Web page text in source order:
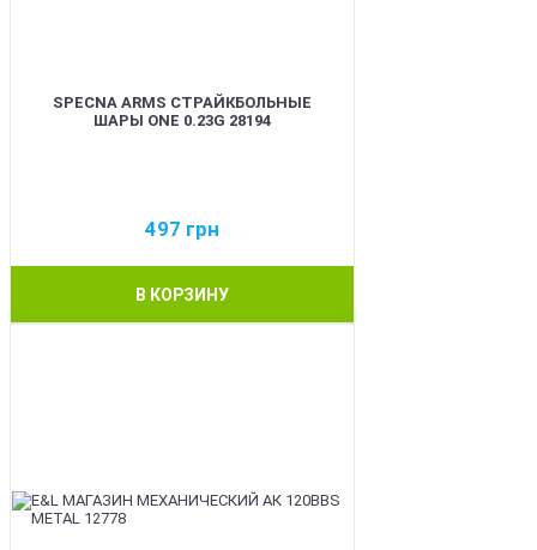
SPECNA ARMS СТРАЙКБОЛЬНЫЕ
ШАРЫ ONE 0.23G 28194
497 грн
В КОРЗИНУ